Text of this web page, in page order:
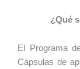
¿Qué
El Programa
Cápsulas de